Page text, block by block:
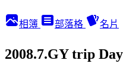
相簿 部落格 名片
2008.7.GY trip